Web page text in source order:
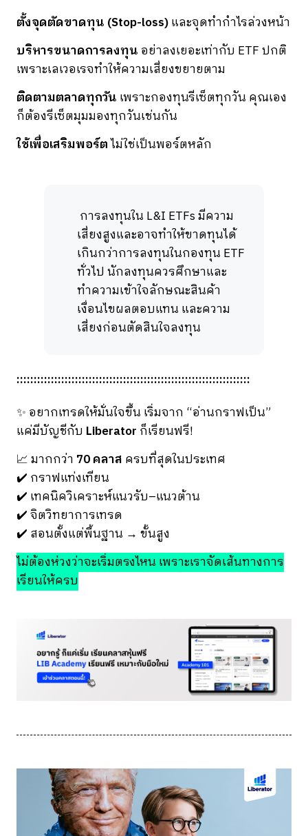
ตั้งจุดตัดขาดทุน (Stop-loss)และจุดทำกำไรล่วงหน้า
บริหารขนาดการลงทุน อย่าลงเยอะเท่ากับ ETF ปกติ
เพราะเลเวอเรจทำให้ความเสี่ยงขยายตาม
ติดตามตลาดทุกวัน เพราะกองทุนรีเซ็ตทุกวัน คุณเอง
ก็ต้องรีเซ็ตมุมมองทุกวันเช่นกัน
ใช้เพื่อเสริมพอร์ตไม่ใช่เป็นพอร์ตหลัก
การลงทุนใน L&I ETFs มีความ
เสี่ยงสูงและอาจทำให้ขาดทุนได้
เกินกว่าการลงทุนในกองทุน ETF
ทั่วไป นักลงทุนควรศึกษาและ
ทำความเข้าใจลักษณะสินค้า
เงื่อนไขผลตอบแทน และความ
เสี่ยงก่อนตัดสินใจลงทุน
::::::::::::::::::::::::::::::::::::::::::::::::::::::::::::::::::::
✨ อยากเทรดให้มั่นใจขึ้น เริ่มจาก “อ่านกราฟเป็น”
แค่มีบัญชีกับ Liberator ก็เรียนฟรี!
📈 มากกว่า 70 คลาส ครบที่สุดในประเทศ
✔️ กราฟแท่งเทียน
✔️ เทคนิควิเคราะห์แนวรับ–แนวต้าน
✔️ จิตวิทยาการเทรด
✔️ สอนตั้งแต่พื้นฐาน → ขั้นสูง
ไม่ต้องห่วงว่าจะเริ่มตรงไหน เพราะเราจัดเส้นทางการ
เรียนให้ครบ